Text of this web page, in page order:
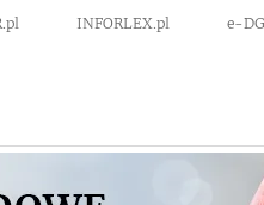
INFORLEX.pl e-